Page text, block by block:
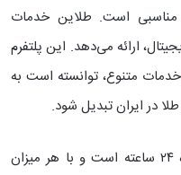
مناسبی است. طلاین خدمات
ارائه می‌دهد. این پلتفرم
متنوع، توانسته است به
در ایران تبدیل شود.
در این وب‌سایت، خرید طلای آب شده ۲۴ ساعته است و با هر میزان